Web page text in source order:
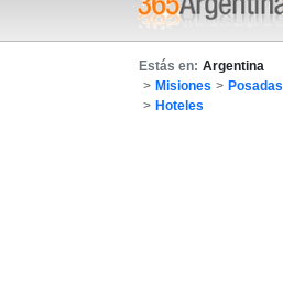
Estás en: Argentina
> Misiones > Posadas
> Hoteles